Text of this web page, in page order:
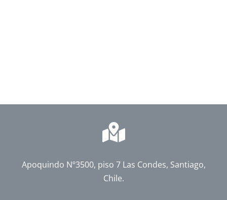
Apoquindo Nº3500, piso 7 Las Condes, Santiago,
Chile.